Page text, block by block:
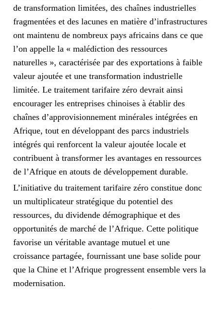
de transformation limitées, des chaînes industrielles
fragmentées et des lacunes en matière d’infrastructures
ont maintenu de nombreux pays africains dans ce que
l’on appelle la « malédiction des ressources
naturelles », caractérisée par des exportations à faible
valeur ajoutée et une transformation industrielle
limitée. Le traitement tarifaire zéro devrait ainsi
encourager les entreprises chinoises à établir des
chaînes d’approvisionnement minérales intégrées en
Afrique, tout en développant des parcs industriels
intégrés qui renforcent la valeur ajoutée locale et
contribuent à transformer les avantages en ressources
de l’Afrique en atouts de développement durable.
L’initiative du traitement tarifaire zéro constitue donc
un multiplicateur stratégique du potentiel des
ressources, du dividende démographique et des
opportunités de marché de l’Afrique. Cette politique
favorise un véritable avantage mutuel et une
croissance partagée, fournissant une base solide pour
que la Chine et l’Afrique progressent ensemble vers la
modernisation.